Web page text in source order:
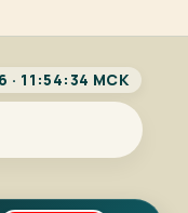
· 11:54:34 МСК